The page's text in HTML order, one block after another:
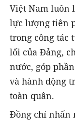
Việt Nam luôn
lực lượng tiên
trong công tác
lối của Đảng,
nước, góp
và hành động
toàn quân.
Đồng chí nhấn